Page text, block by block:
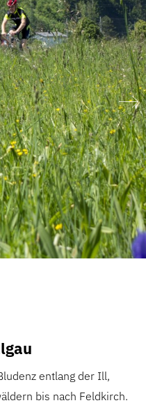
entlang der Ill,
bis nach Feldkirch.